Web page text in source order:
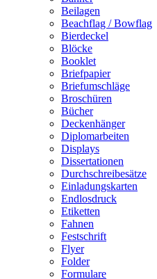
Beilagen
Beachflag / Bowflag
Bierdeckel
Blöcke
Booklet
Briefpapier
Briefumschläge
Broschüren
Bücher
Deckenhänger
Diplomarbeiten
Displays
Dissertationen
Durchschreibesätze
Einladungskarten
Endlosdruck
Etiketten
Fahnen
Festschrift
Flyer
Folder
Formulare